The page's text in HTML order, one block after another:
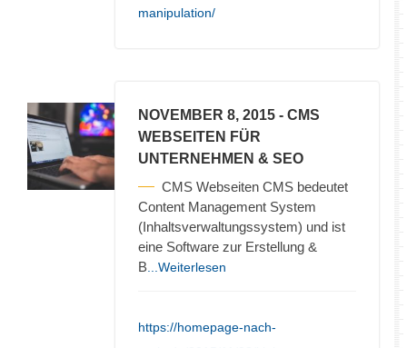
manipulation/
NOVEMBER 8, 2015 - CMS
WEBSEITEN FÜR
UNTERNEHMEN & SEO
CMS Webseiten CMS bedeutet
Content Management System
(Inhaltsverwaltungssystem) und ist
eine Software zur Erstellung &
B ...Weiterlesen
https://homepage-nach-